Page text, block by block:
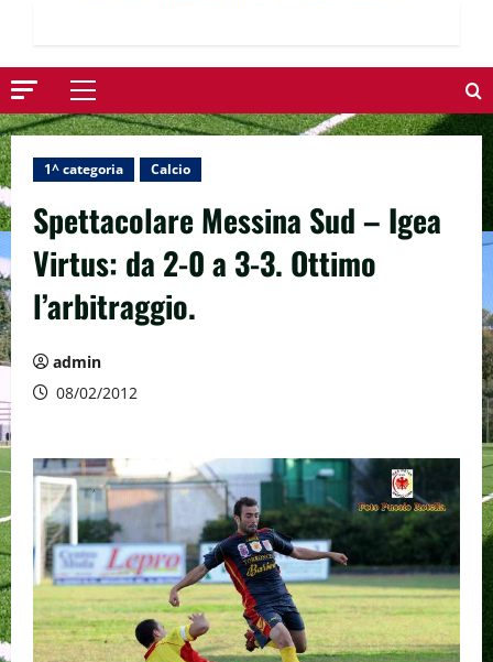
Menu
principale
1^ categoria Calcio
Spettacolare Messina Sud – Igea
Virtus: da 2-0 a 3-3. Ottimo
l’arbitraggio.
admin
08/02/2012